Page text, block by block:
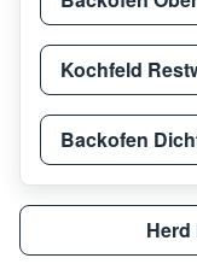
Kochfeld
Backofen